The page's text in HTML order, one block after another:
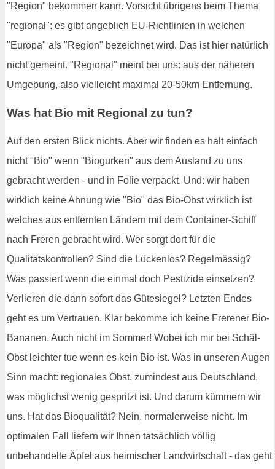
"Region" bekommen kann. Vorsicht übrigens beim Thema
"regional": es gibt angeblich EU-Richtlinien in welchen
"Europa" als "Region" bezeichnet wird. Das ist hier natürlich
nicht gemeint. "Regional" meint bei uns: aus der näheren
Umgebung, also vielleicht maximal 20-50km Entfernung.
Was hat Bio mit Regional zu tun?
Auf den ersten Blick nichts. Aber wir finden es halt einfach
nicht "Bio" wenn "Biogurken" aus dem Ausland zu uns
gebracht werden - und in Folie verpackt. Und: wir haben
wirklich keine Ahnung wie "Bio" das Bio-Obst wirklich ist
welches aus entfernten Ländern mit dem Container-Schiff
nach Freren gebracht wird. Wer sorgt dort für die
Qualitätskontrollen? Sind die Lückenlos? Regelmässig?
Was passiert wenn die einmal doch Pestizide einsetzen?
Verlieren die dann sofort das Gütesiegel? Letzten Endes
geht es um Vertrauen. Klar bekomme ich keine Frerener Bio-
Bananen. Auch nicht im Sommer! Wobei ich mir bei Schäl-
Obst leichter tue wenn es kein Bio ist. Was in unseren Augen
Sinn macht: regionales Obst, zumindest aus Deutschland,
was möglichst wenig gespritzt ist. Und darum kümmern wir
uns. Hat das Bioqualität? Nein, normalerweise nicht. Im
optimalen Fall liefern wir Ihnen tatsächlich völlig
unbehandelte Äpfel aus heimischer Landwirtschaft - das geht